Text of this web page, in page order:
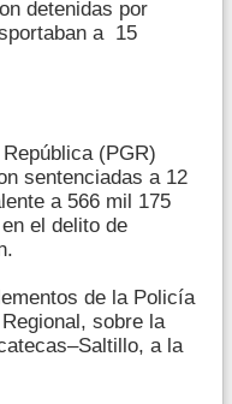
detenidas por
a 15
(PGR)
sentenciadas a 12
a 566 mil 175
el delito de
de la Policía
sobre la
a la